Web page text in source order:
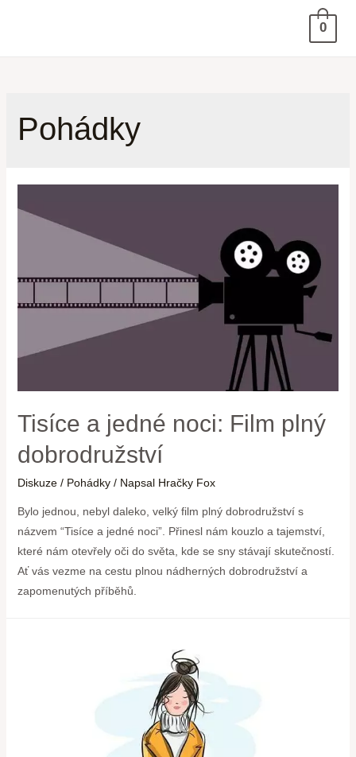
0
Pohádky
Tisíce a jedné noci: Film plný
dobrodružství
Diskuze / Pohádky/ Napsal Hračky Fox
Bylo jednou, nebyl daleko, velký film plný dobrodružství s
názvem “Tisíce a jedné noci”. Přinesl nám kouzlo a tajemství,
které nám otevřely oči do světa, kde se sny stávají skutečností.
Ať vás vezme na cestu plnou nádherných dobrodružství a
zapomenutých příběhů.